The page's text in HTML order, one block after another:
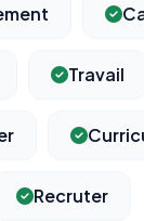
Travail
Recruter